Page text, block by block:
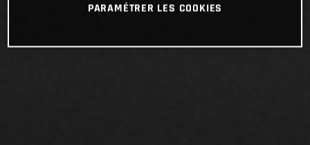
PARAMÉTRER LES COOKIES